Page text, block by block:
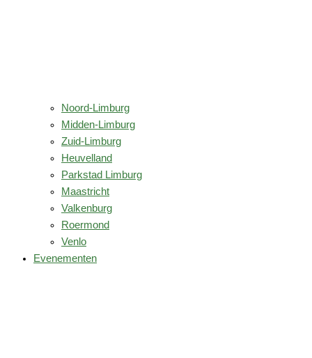
Noord-Limburg
Midden-Limburg
Zuid-Limburg
Heuvelland
Parkstad Limburg
Maastricht
Valkenburg
Roermond
Venlo
Evenementen